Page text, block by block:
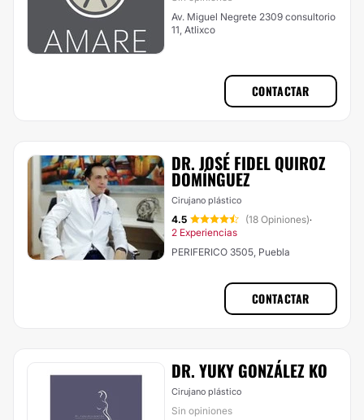
Av. Miguel Negrete 2309 consultorio
11, Atlixco
CONTACTAR
DR. JOSÉ FIDEL QUIROZ
DOMÍNGUEZ
Cirujano plástico
4.5 (18 Opiniones)·
2 Experiencias
PERIFERICO 3505, Puebla
CONTACTAR
DR. YUKY GONZÁLEZ KO
Cirujano plástico
Sin opiniones